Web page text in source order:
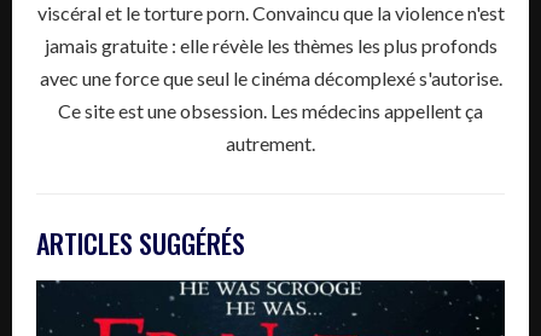
viscéral et le torture porn. Convaincu que la violence n'est
jamais gratuite : elle révèle les thèmes les plus profonds
avec une force que seul le cinéma décomplexé s'autorise.
Ce site est une obsession. Les médecins appellent ça
autrement.
ARTICLES SUGGÉRÉS